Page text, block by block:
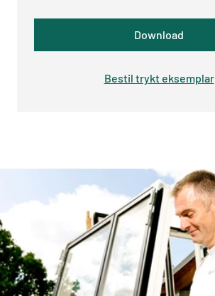
Download
Bestil trykt eksemplar